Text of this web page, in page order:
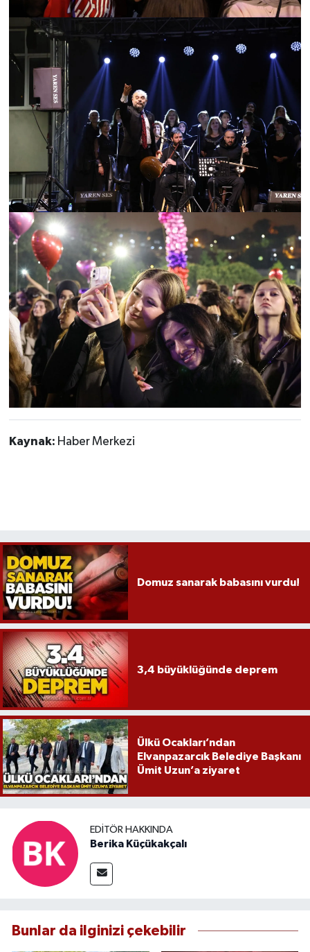
Kaynak: Haber Merkezi
Domuz sanarak babasını vurdu!
3,4 büyüklüğünde deprem
Ülkü Ocakları’ndan
Elvanpazarcık Belediye Başkanı
Ümit Uzun’a ziyaret
EDITÖR HAKKINDA
Berika Küçükakçalı
Bunlar da ilginizi çekebilir